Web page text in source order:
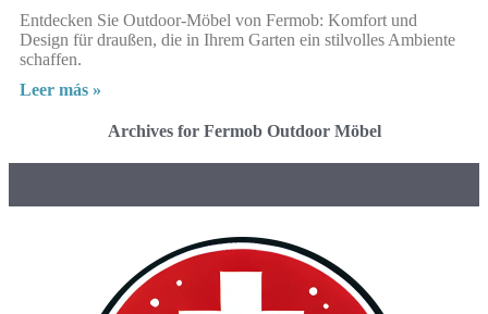
Entdecken Sie Outdoor-Möbel von Fermob: Komfort und
Design für draußen, die in Ihrem Garten ein stilvolles Ambiente
schaffen.
Leer más »
Archives for Fermob Outdoor Möbel